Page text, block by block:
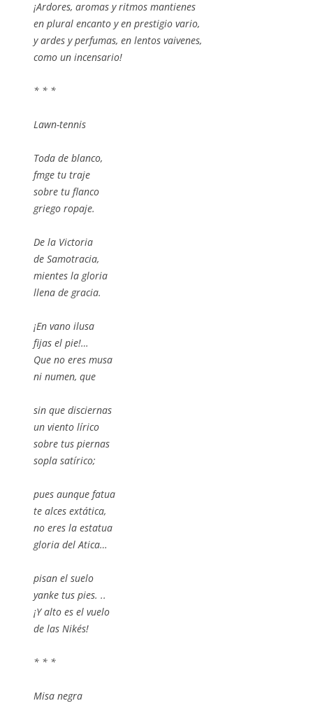
¡Ardores, aromas y ritmos mantienes
en plural encanto y en prestigio vario,
y ardes y perfumas, en lentos vaivenes,
como un incensario!
* * *
Lawn-tennis
Toda de blanco,
fmge tu traje
sobre tu flanco
griego ropaje.
De la Victoria
de Samotracia,
mientes la gloria
llena de gracia.
¡En vano ilusa
fijas el pie!…
Que no eres musa
ni numen, que
sin que disciernas
un viento lírico
sobre tus piernas
sopla satírico;
pues aunque fatua
te alces extática,
no eres la estatua
gloria del Atica…
pisan el suelo
yanke tus pies. ..
¡Y alto es el vuelo
de las Nikés!
* * *
Misa negra